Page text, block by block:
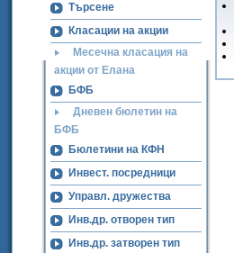
Търсене
Класации на акции
Месечна класация на
акции от Елана
БФБ
Дневен бюлетин на
БФБ
Бюлетини на КФН
Инвест. посредници
Управл. дружества
Инв.др. отворен тип
Инв.др. затворен тип